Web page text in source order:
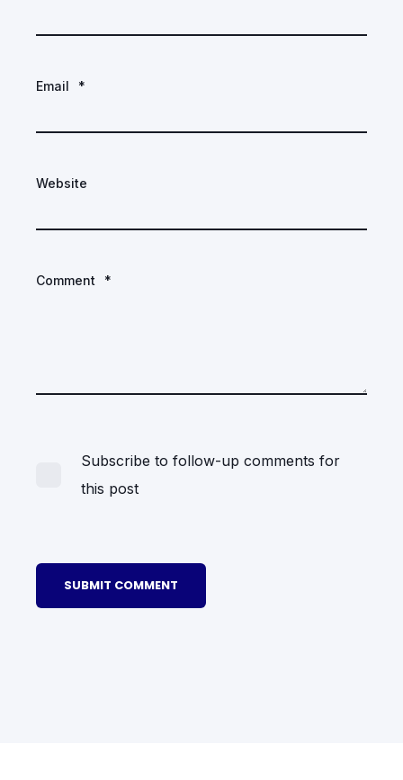
Email *
Website
Comment *
Subscribe to follow-up comments for
this post